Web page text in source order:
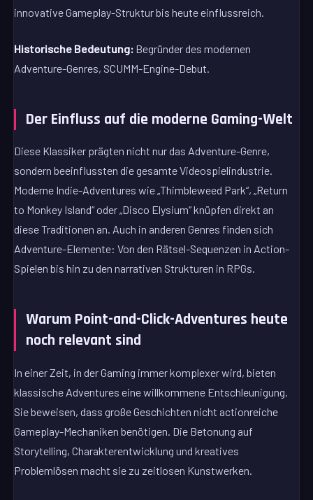
innovative Gameplay-Struktur bis heute einflussreich.
Historische Bedeutung: Begründer des modernen
Adventure-Genres, SCUMM-Engine-Debut.
Der Einfluss auf die moderne Gaming-Welt
Diese Klassiker prägten nicht nur das Adventure-Genre,
sondern beeinflussten die gesamte Videospielindustrie.
Moderne Indie-Adventures wie „Thimbleweed Park“, „Return
to Monkey Island“ oder „Disco Elysium“ knüpfen direkt an
diese Traditionen an. Auch in anderen Genres finden sich
Adventure-Elemente: Von den Rätsel-Sequenzen in Action-
Spielen bis hin zu den narrativen Strukturen in RPGs.
Warum Point-and-Click-Adventures heute
noch relevant sind
In einer Zeit, in der Gaming immer komplexer wird, bieten
klassische Adventures eine willkommene Entschleunigung.
Sie beweisen, dass große Geschichten nicht actionreiche
Gameplay-Mechaniken benötigen. Die Betonung auf
Storytelling, Charakterentwicklung und kreatives
Problemlösen macht sie zu zeitlosen Kunstwerken.